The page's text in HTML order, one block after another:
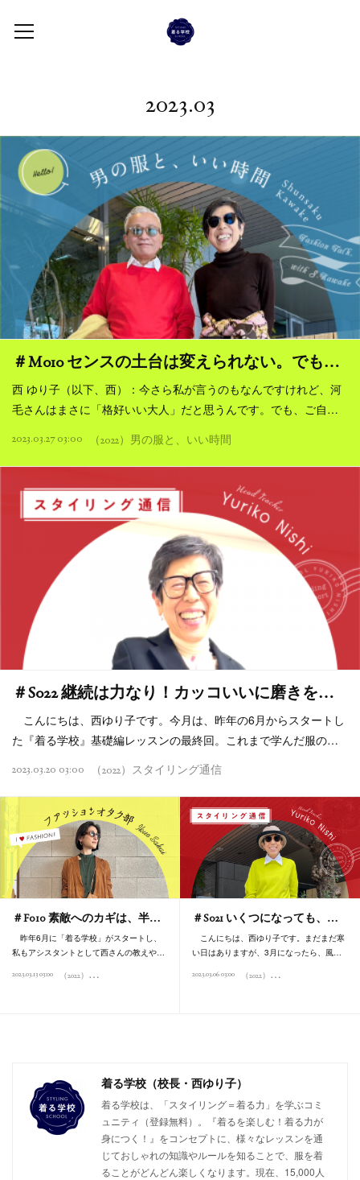
2023.03
＃M010 センスの土台は変えられない。でも…
西 ゆり子（以下、西）：今さら私が言うのもなんですけれど、河
毛さんはまさに「格好いい大人」だと思うんです。でも、ご自…
2023.03.27 03:00 （2022）男の服と、いい時間
＃S022 継続は力なり！カッコいいに磨きを…
こんにちは、西ゆり子です。今月は、昨年の6月からスタートし
た『着る学校』基礎編レッスンの最終回。これまで学んだ服の…
2023.03.20 03:00 （2022）スタイリング通信
＃F010 素敵へのカギは、半…
昨年6月に「着る学校」がスタートし、
私もアシスタントとして西さんの教えや…
2023.03.13 03:00 （
2022）ファッションオタク部
＃S021 いくつになっても、…
こんにちは、西ゆり子です。まだまだ寒
い日はありますが、3月になったら、風…
2023.03.06 03:00 （
2022）スタイリング通信
着る学校（校長・西ゆり子）
着る学校は、「スタイリング＝着る力」を学ぶコミ
ュニティ（登録無料）。『着るを楽しむ！着る力が
身につく！』をコンセプトに、様々なレッスンを通
じておしゃれの知識やルールを知ることで、服を着
ることがどんどん楽しくなります。現在、15,000人